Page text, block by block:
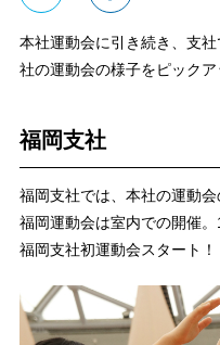
本社運動会に引き続き、支
社の運動会の様子をピックア
福岡支社
福岡支社では、本社の運動
福岡運動会は室内での開催
福岡支社初運動会スタート！